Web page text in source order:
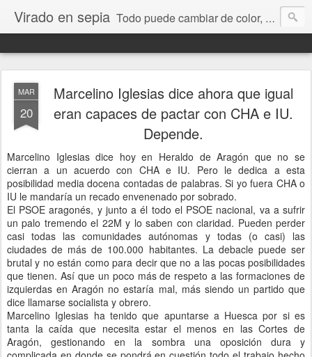
Virado en sepia Todo puede cambiar de color, depende de nosotros y de nuestra capacidad para aprender a mirar. Hablamos de sociedad, economía, empresa, política, RRHH, formación. De Historia reciente, de educación y de temas sociales.
MAR
20
Marcelino Iglesias dice ahora que igual
eran capaces de pactar con CHA e IU.
Depende.
Marcelino Iglesias dice hoy en Heraldo de Aragón que no se
cierran a un acuerdo con CHA e IU. Pero le dedica a esta
posibilidad media docena contadas de palabras. Si yo fuera CHA o
IU le mandaría un recado envenenado por sobrado.
El PSOE aragonés, y junto a él todo el PSOE nacional, va a sufrir
un palo tremendo el 22M y lo saben con claridad. Pueden perder
casi todas las comunidades autónomas y todas (o casi) las
ciudades de más de 100.000 habitantes. La debacle puede ser
brutal y no están como para decir que no a las pocas posibilidades
que tienen. Así que un poco más de respeto a las formaciones de
izquierdas en Aragón no estaría mal, más siendo un partido que
dice llamarse socialista y obrero.
Marcelino Iglesias ha tenido que apuntarse a Huesca por si es
tanta la caída que necesita estar el menos en las Cortes de
Aragón, gestionando en la sombra una oposición dura y